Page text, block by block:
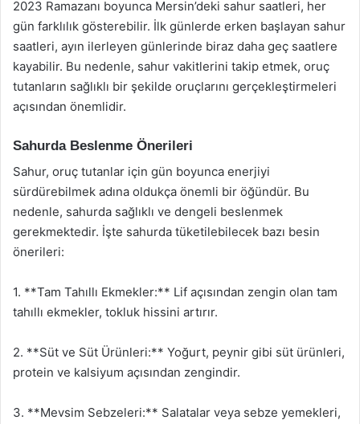
2023 Ramazanı boyunca Mersin’deki sahur saatleri, her
gün farklılık gösterebilir. İlk günlerde erken başlayan sahur
saatleri, ayın ilerleyen günlerinde biraz daha geç saatlere
kayabilir. Bu nedenle, sahur vakitlerini takip etmek, oruç
tutanların sağlıklı bir şekilde oruçlarını gerçekleştirmeleri
açısından önemlidir.
Sahurda Beslenme Önerileri
Sahur, oruç tutanlar için gün boyunca enerjiyi
sürdürebilmek adına oldukça önemli bir öğündür. Bu
nedenle, sahurda sağlıklı ve dengeli beslenmek
gerekmektedir. İşte sahurda tüketilebilecek bazı besin
önerileri:
1. **Tam Tahıllı Ekmekler:** Lif açısından zengin olan tam
tahıllı ekmekler, tokluk hissini artırır.
2. **Süt ve Süt Ürünleri:** Yoğurt, peynir gibi süt ürünleri,
protein ve kalsiyum açısından zengindir.
3. **Mevsim Sebzeleri:** Salatalar veya sebze yemekleri,